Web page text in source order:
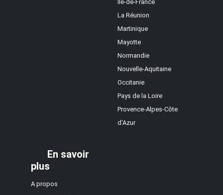
Île-de-France
La Réunion
Martinique
Mayotte
Normandie
Nouvelle-Aquitaine
Occitanie
Pays de la Loire
Provence-Alpes-Côte
d'Azur
En savoir
plus
A propos